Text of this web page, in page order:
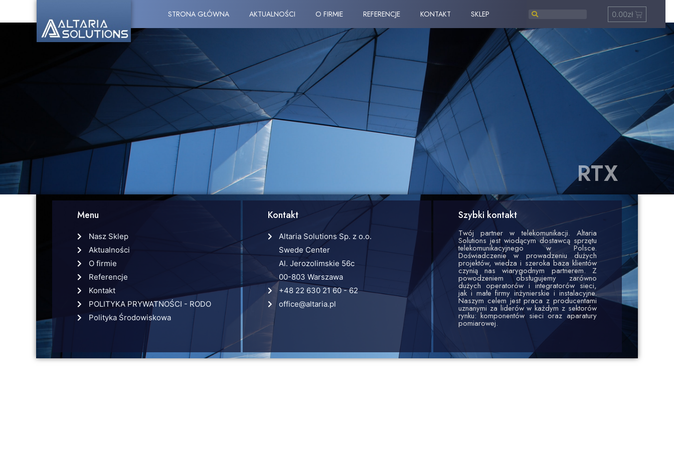
STRONA GŁÓWNA AKTUALNOŚCI O FIRMIE REFERENCJE KONTAKT SKLEP 0.00zł
RTX
Menu
Nasz Sklep
Aktualności
O firmie
Referencje
Kontakt
POLITYKA PRYWATNOŚCI - RODO
Polityka Środowiskowa
Kontakt
Altaria Solutions Sp. z o.o.
Swede Center
Al. Jerozolimskie 56c
00-803 Warszawa
+48 22 630 21 60 - 62
office@altaria.pl
Szybki kontakt
Twój partner w telekomunikacji. Altaria
Solutions jest wiodącym dostawcą sprzętu
telekomunikacyjnego w Polsce.
Doświadczenie w prowadzeniu dużych
projektów, wiedza i szeroka baza klientów
czynią nas wiarygodnym partnerem. Z
powodzeniem obsługujemy zarówno
dużych operatorów i integratorów sieci,
jak i małe firmy inżynierskie i instalacyjne.
Naszym celem jest praca z producentami
uznanymi za liderów w każdym z sektorów
rynku: komponentów sieci oraz aparatury
pomiarowej.